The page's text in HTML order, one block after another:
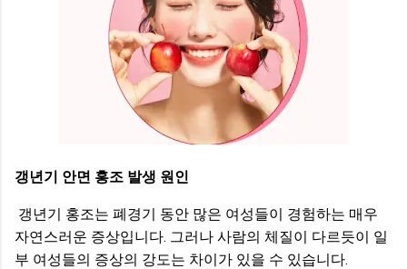
갱년기 안면 홍조 발생 원인
갱년기 홍조는 폐경기 동안 많은 여성들이 경험하는 매우
자연스러운 증상입니다. 그러나 사람의 체질이 다르듯이 일
부 여성들의 증상의 강도는 차이가 있을 수 있습니다.